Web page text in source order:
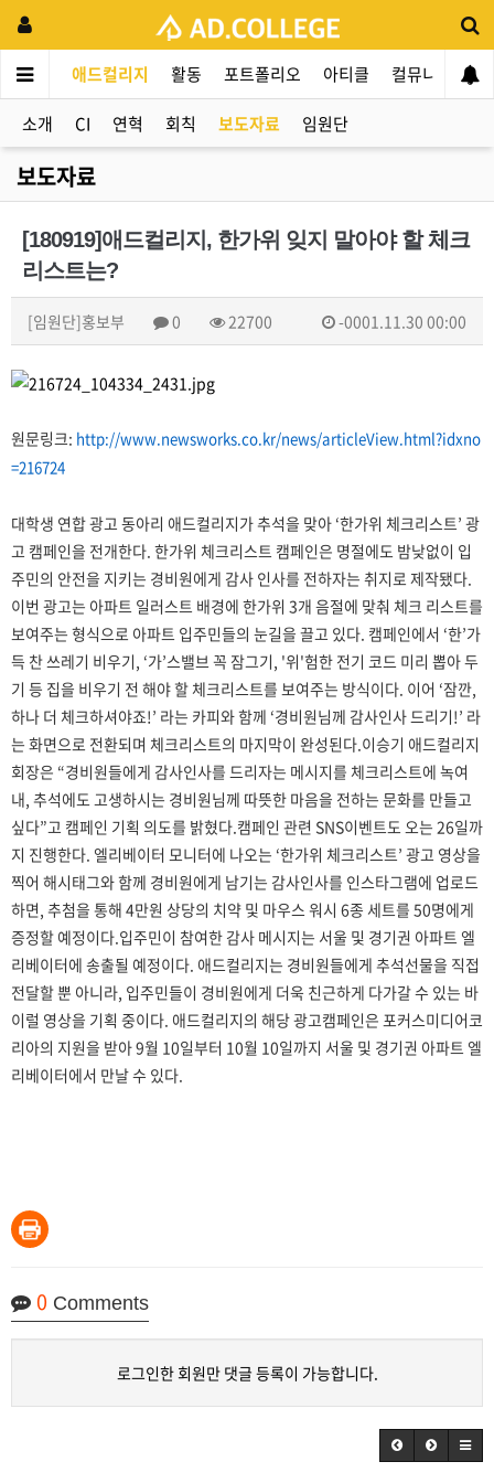
애드컬리지 활동 포트폴리오 아티클 컬뮤니티
소개 CI 연혁 회칙 보도자료 임원단
보도자료
[180919]애드컬리지, 한가위 잊지 말아야 할 체크
리스트는?
[임원단]홍보부 0 22700 -0001.11.30 00:00
원문링크: http://www.newsworks.co.kr/news/articleView.html?idxno
=216724
대학생 연합 광고 동아리 애드컬리지가 추석을 맞아 ‘한가위 체크리스트’ 광
고 캠페인을 전개한다. 한가위 체크리스트 캠페인은 명절에도 밤낮없이 입
주민의 안전을 지키는 경비원에게 감사 인사를 전하자는 취지로 제작됐다.
이번 광고는 아파트 일러스트 배경에 한가위 3개 음절에 맞춰 체크 리스트를
보여주는 형식으로 아파트 입주민들의 눈길을 끌고 있다. 캠페인에서 ‘한’가
득 찬 쓰레기 비우기, ‘가’스밸브 꼭 잠그기, '위'험한 전기 코드 미리 뽑아 두
기 등 집을 비우기 전 해야 할 체크리스트를 보여주는 방식이다. 이어 ‘잠깐,
하나 더 체크하셔야죠!’ 라는 카피와 함께 ‘경비원님께 감사인사 드리기!’ 라
는 화면으로 전환되며 체크리스트의 마지막이 완성된다.이승기 애드컬리지
회장은 “경비원들에게 감사인사를 드리자는 메시지를 체크리스트에 녹여
내, 추석에도 고생하시는 경비원님께 따뜻한 마음을 전하는 문화를 만들고
싶다”고 캠페인 기획 의도를 밝혔다.캠페인 관련 SNS이벤트도 오는 26일까
지 진행한다. 엘리베이터 모니터에 나오는 ‘한가위 체크리스트’ 광고 영상을
찍어 해시태그와 함께 경비원에게 남기는 감사인사를 인스타그램에 업로드
하면, 추첨을 통해 4만원 상당의 치약 및 마우스 워시 6종 세트를 50명에게
증정할 예정이다.입주민이 참여한 감사 메시지는 서울 및 경기권 아파트 엘
리베이터에 송출될 예정이다. 애드컬리지는 경비원들에게 추석선물을 직접
전달할 뿐 아니라, 입주민들이 경비원에게 더욱 친근하게 다가갈 수 있는 바
이럴 영상을 기획 중이다. 애드컬리지의 해당 광고캠페인은 포커스미디어코
리아의 지원을 받아 9월 10일부터 10월 10일까지 서울 및 경기권 아파트 엘
리베이터에서 만날 수 있다.
0 Comments
로그인한 회원만 댓글 등록이 가능합니다.